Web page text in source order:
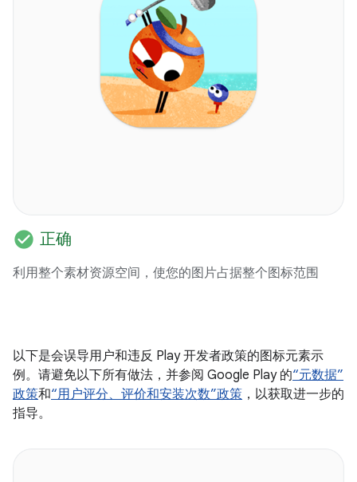
check_circle 正确
利用整个素材资源空间，使您的图片占据整个图标范围
以下是会误导用户和违反 Play 开发者政策的图标元素示
例。请避免以下所有做法，并参阅 Google Play 的“元数据”
政策和“用户评分、评价和安装次数”政策 ，以获取进一步的
指导。